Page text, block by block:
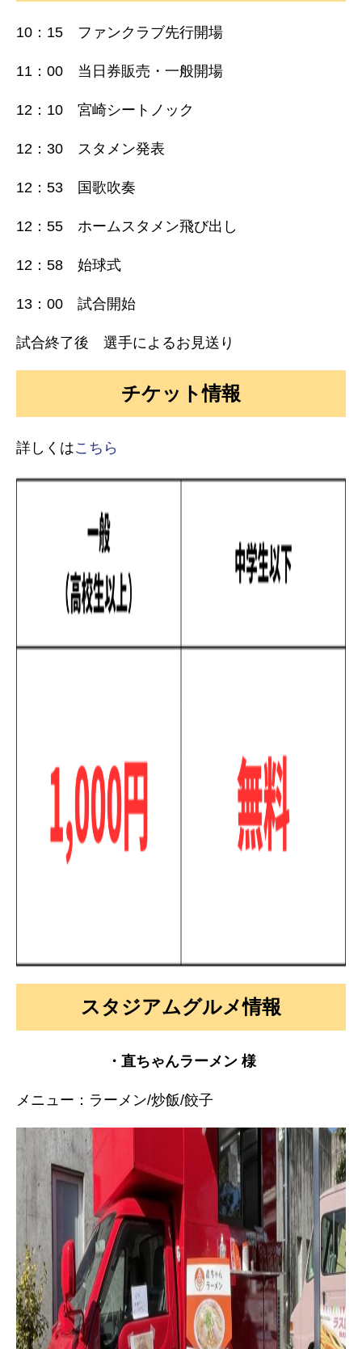
10：15 ファンクラブ先行開場
11：00 当日券販売・一般開場
12：10 宮崎シートノック
12：30 スタメン発表
12：53 国歌吹奏
12：55 ホームスタメン飛び出し
12：58 始球式
13：00 試合開始
試合終了後 選手によるお見送り
チケット情報
詳しくはこちら
スタジアムグルメ情報
・直ちゃんラーメン 様
メニュー：ラーメン/炒飯/餃子